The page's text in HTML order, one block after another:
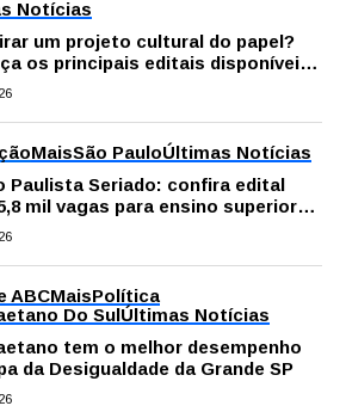
Notícias
um projeto cultural do papel?
os principais editais disponíveis
Paulo
MaisSão PauloÚltimas Notícias
Paulista Seriado: confira edital
mil vagas para ensino superior
ABCMaisPolítica
Do SulÚltimas Notícias
tem o melhor desempenho
da Desigualdade da Grande SP